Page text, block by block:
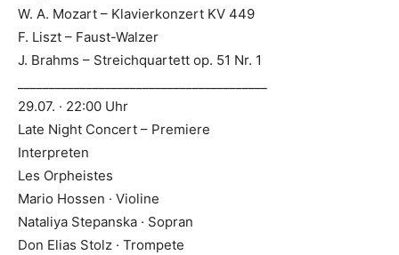
W. A. Mozart – Klavierkonzert KV 449
F. Liszt – Faust-Walzer
J. Brahms – Streichquartett op. 51 Nr. 1
29.07. · 22:00 Uhr
Late Night Concert – Premiere
Interpreten
Les Orpheistes
Mario Hossen · Violine
Nataliya Stepanska · Sopran
Don Elias Stolz · Trompete